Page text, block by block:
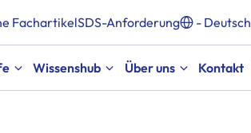
FachartikelSDS-Anforderung - Deutsch
Wissenshub Über uns Kontakt